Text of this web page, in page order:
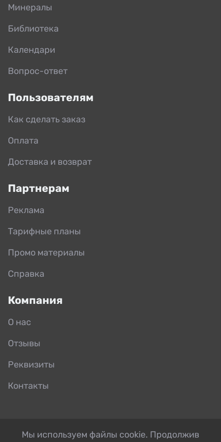
Минералы
Библиотека
Календари
Вопрос-ответ
Пользователям
Как сделать заказ
Оплата
Доставка и возврат
Партнерам
Реклама
Тарифные планы
Промо материалы
Справка
Компания
О нас
Отзывы
Реквизиты
Контакты
Мы используем файлы cookie. Продолжив